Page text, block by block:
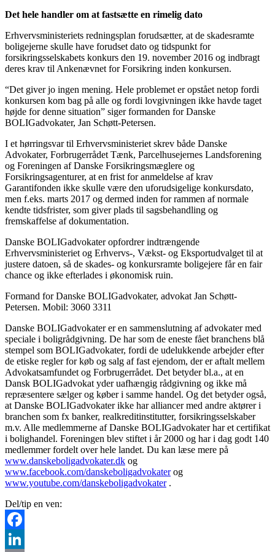
Det hele handler om at fastsætte en rimelig dato
Erhvervsministeriets redningsplan forudsætter, at de skadesramte
boligejerne skulle have forudset dato og tidspunkt for
forsikringsselskabets konkurs den 19. november 2016 og indbragt
deres krav til Ankenævnet for Forsikring inden konkursen.
“Det giver jo ingen mening. Hele problemet er opstået netop fordi
konkursen kom bag på alle og fordi lovgivningen ikke havde taget
højde for denne situation” siger formanden for Danske
BOLIGadvokater, Jan Schøtt-Petersen.
I et hørringsvar til Erhvervsministeriet skrev både Danske
Advokater, Forbrugerrådet Tænk, Parcelhusejernes Landsforening
og Foreningen af Danske Forsikringsmæglere og
Forsikringsagenturer, at en frist for anmeldelse af krav
Garantifonden ikke skulle være den uforudsigelige konkursdato,
men f.eks. marts 2017 og dermed inden for rammen af normale
kendte tidsfrister, som giver plads til sagsbehandling og
fremskaffelse af dokumentation.
Danske BOLIGadvokater opfordrer indtrængende
Erhvervsministeriet og Erhvervs-, Vækst- og Eksportudvalget til at
justere datoen, så de skades- og konkursramte boligejere får en fair
chance og ikke efterlades i økonomisk ruin.
Formand for Danske BOLIGadvokater, advokat Jan Schøtt-
Petersen. Mobil: 3060 3311
Danske BOLIGadvokater er en sammenslutning af advokater med
speciale i boligrådgivning. De har som de eneste fået branchens blå
stempel som BOLIGadvokater, fordi de udelukkende arbejder efter
de etiske regler for køb og salg af fast ejendom, der er aftalt mellem
Advokatsamfundet og Forbrugerrådet. Det betyder bl.a., at en
Dansk BOLIGadvokat yder uafhængig rådgivning og ikke må
repræsentere sælger og køber i samme handel. Og det betyder også,
at Danske BOLIGadvokater ikke har alliancer med andre aktører i
branchen som fx banker, realkreditinstitutter, forsikringsselskaber
m.v. Alle medlemmerne af Danske BOLIGadvokater har et certifikat
i bolighandel. Foreningen blev stiftet i år 2000 og har i dag godt 140
medlemmer fordelt over hele landet. Du kan læse mere på
www.danskeboligadvokater.dk og
www.facebook.com/danskeboligadvokaterog
www.youtube.com/danskeboligadvokater.
Del/tip en ven:
Facebook